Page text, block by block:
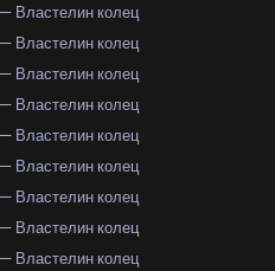
Властелин колец
Властелин колец
Властелин колец
Властелин колец
Властелин колец
Властелин колец
Властелин колец
Властелин колец
Властелин колец